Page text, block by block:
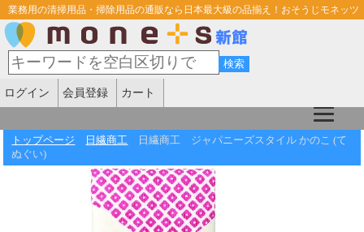
業務用の清掃用品・掃除用品の通販なら日本最大級の品揃え！おそうじモネッツ
ログイン 会員登録 カート
トップページ 日繊商工
日繊商工 ジャパニーズスタイル かのこ (て
ぬぐい)